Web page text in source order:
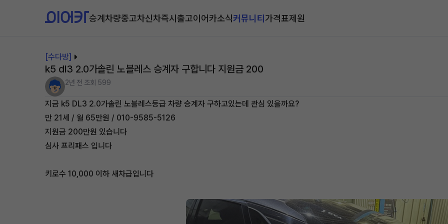
승계차량중고차신차즉시출고이어카소식커뮤니티가격표제원
[수다방]
k5 dl3 2.0가솔린 노블레스 승계자 구합니다 지원금 200
2년 전 조회 599
지금 k5 DL3 2.0가솔린 노블레스등급 차량 승계자 구하고있는데 관심 있을까요?
만 21세 / 월 65만원 / 010-9585-5126
지원금 200만원 있습니다
심사 프리패스 입니다
키로수 10,000 이하 새차급입니다